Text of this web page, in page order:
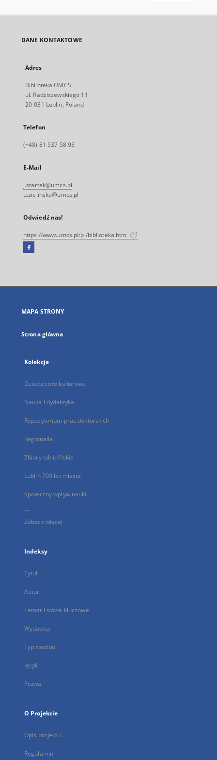
DANE KONTAKTOWE
Adres
Biblioteka UMCS
ul. Radziszewskiego 11
20-031 Lublin, Poland
Telefon
(+48) 81 537 58 93
E-Mail
j.startek@umcs.pl
u.zielinska@umcs.pl
Odwiedź nas!
https://www.umcs.pl/pl/biblioteka.htm
Facebook
się
karcie
MAPA STRONY
Strona główna
Kolekcje
Dziedzictwo kulturowe
Nauka i dydaktyka
Repozytorium prac doktorskich
Regionalia
Zbiory bibliofilskie
Lublin 700 lat miasta
Społeczny wpływ nauki
...
Zobacz więcej
Indeksy
Tytuł
Autor
Temat i słowa kluczowe
Wydawca
Typ zasobu
Język
Prawa
O Projekcie
Opis projektu
Regulamin